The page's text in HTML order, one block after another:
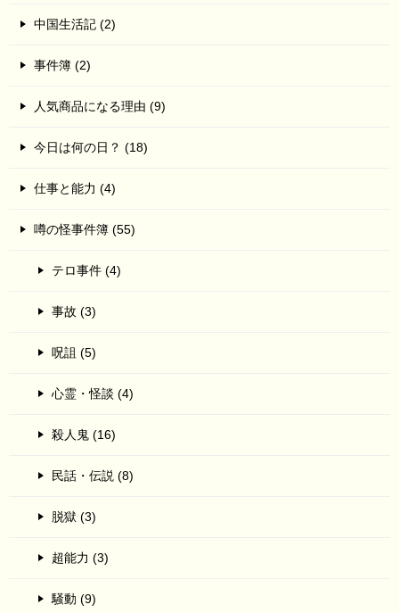
中国生活記 (2)
事件簿 (2)
人気商品になる理由 (9)
今日は何の日？ (18)
仕事と能力 (4)
噂の怪事件簿 (55)
テロ事件 (4)
事故 (3)
呪詛 (5)
心霊・怪談 (4)
殺人鬼 (16)
民話・伝説 (8)
脱獄 (3)
超能力 (3)
騒動 (9)